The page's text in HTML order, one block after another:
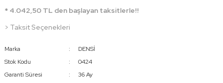
* 4.042,50 TL den başlayan taksitlerle!!
> Taksit Seçenekleri
Marka
DENSİ
Stok Kodu
0424
Garanti Süresi
36 Ay